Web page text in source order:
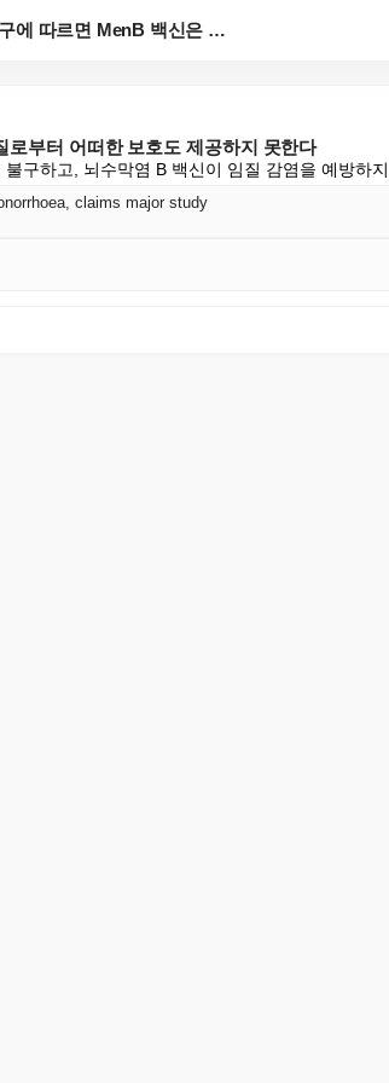
주요 연구에 따르면 MenB 백신은 남성에게 임질로부터...
부터 어떠한 보호도 제공하지 못한다
구하고, 뇌수막염 B 백신이 임질 감염을 예방하
claims major study